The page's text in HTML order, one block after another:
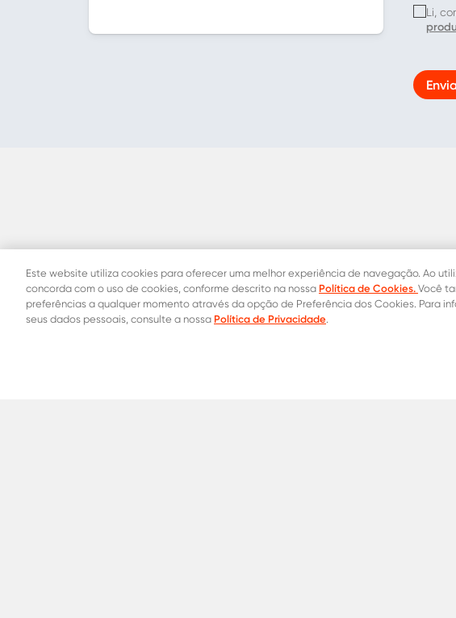
Li,
Este website utiliza cookies para oferecer uma melhor experiência de navegação. Ao
concorda com o uso de cookies, conforme descrito na nossa Política de Cookies. Você
preferências a qualquer momento através da opção de Preferência dos Cookies. Para
seus dados pessoais, consulte a nossa Política de Privacidade.